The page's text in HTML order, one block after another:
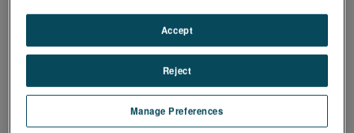
品質管理だけでなく、スラグをリサイクルする際の
有用性を評価する上でも有効です。従来、試料は破
砕後に粉砕され、圧搾ペレットまたは四ホウ酸リチ
ウムの溶融ビーズとして調製されていました。この
ため、波長分散型蛍光X線分析装置（WD-XRF）が
多く使用されています。
Manage Preferences
Reject
Accept